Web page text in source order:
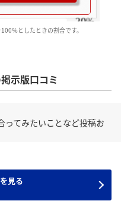
％としたときの割合です。
示版口コミ
ってみたいことなど投稿お
見る